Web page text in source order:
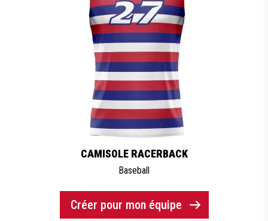
CAMISOLE RACERBACK
Baseball
Créer pour mon équipe